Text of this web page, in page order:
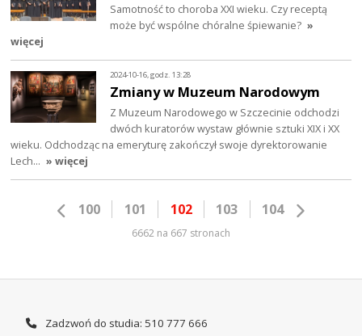
Samotność to choroba XXI wieku. Czy receptą
może być wspólne chóralne śpiewanie? »
więcej
2024-10-16, godz. 13:28
Zmiany w Muzeum Narodowym
Z Muzeum Narodowego w Szczecinie odchodzi
dwóch kuratorów wystaw głównie sztuki XIX i XX
wieku. Odchodząc na emeryturę zakończył swoje dyrektorowanie
Lech… » więcej
100 101 102 103 104
6662 na 667 stronach
Zadzwoń do studia: 510 777 666